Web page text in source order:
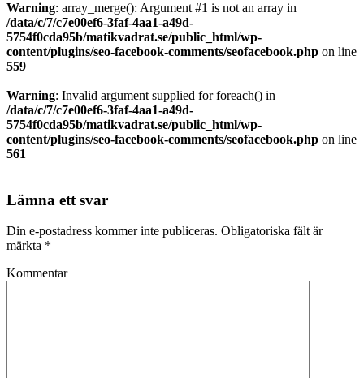
Warning: array_merge(): Argument #1 is not an array in
/data/c/7/c7e00ef6-3faf-4aa1-a49d-
5754f0cda95b/matikvadrat.se/public_html/wp-
content/plugins/seo-facebook-comments/seofacebook.php on line
559
Warning: Invalid argument supplied for foreach() in
/data/c/7/c7e00ef6-3faf-4aa1-a49d-
5754f0cda95b/matikvadrat.se/public_html/wp-
content/plugins/seo-facebook-comments/seofacebook.php on line
561
Lämna ett svar
Din e-postadress kommer inte publiceras. Obligatoriska fält är
märkta *
Kommentar